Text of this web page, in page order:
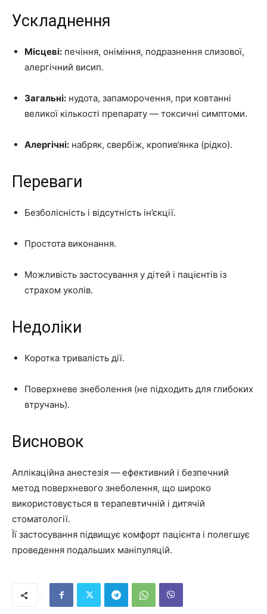
Ускладнення
Місцеві: печіння, оніміння, подразнення слизової,
алергічний висип.
Загальні: нудота, запаморочення, при ковтанні
великої кількості препарату — токсичні симптоми.
Алергічні: набряк, свербіж, кропив’янка (рідко).
Переваги
Безболісність і відсутність ін’єкції.
Простота виконання.
Можливість застосування у дітей і пацієнтів із
страхом уколів.
Недоліки
Коротка тривалість дії.
Поверхневе знеболення (не підходить для глибоких
втручань).
Висновок
Аплікаційна анестезія — ефективний і безпечний
метод поверхневого знеболення, що широко
використовується в терапевтичній і дитячій
стоматології.
Її застосування підвищує комфорт пацієнта і полегшує
проведення подальших маніпуляцій.